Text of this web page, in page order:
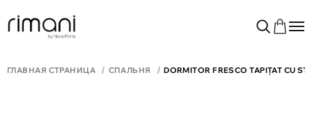
ГЛАВНАЯ СТРАНИЦА СПАЛЬНЯ DORMITOR FRESCO TAPIȚAT CU